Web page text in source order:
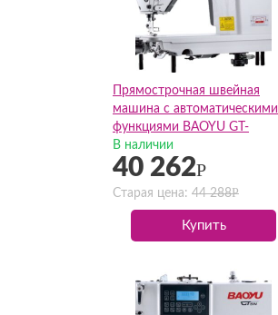
Прямострочная швейная
машина с автоматическими
функциями BAOYU GT-
3(Комплект)
В наличии
40 262Р
Старая цена: 44 288Р
Купить